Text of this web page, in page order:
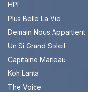
HPI
Plus Belle La Vie
Demain Nous Appartient
Un Si Grand Soleil
Capitaine Marleau
Koh Lanta
The Voice